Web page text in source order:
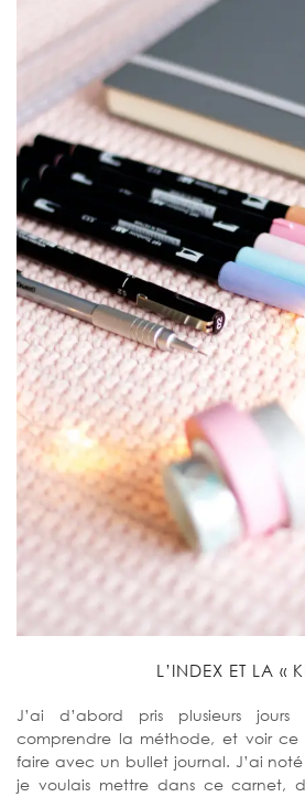
L’INDEX ET LA «
J’ai d’abord pris plusieurs jours
comprendre la méthode, et voir ce
faire avec un bullet journal. J’ai
je voulais mettre dans ce carnet,